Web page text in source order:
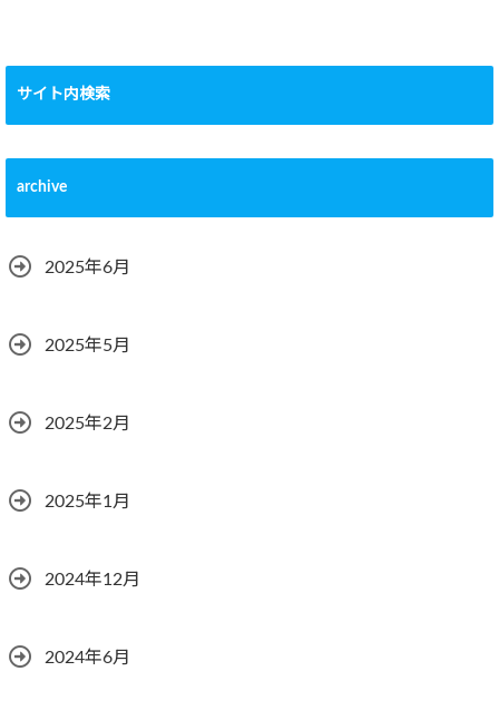
サイト内検索
archive
2025年6月
2025年5月
2025年2月
2025年1月
2024年12月
2024年6月